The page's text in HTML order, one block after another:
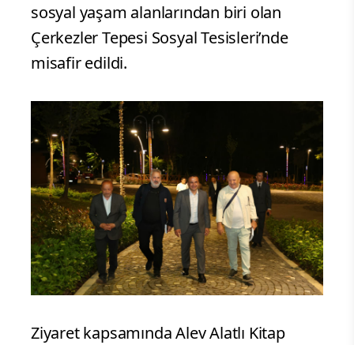
sosyal yaşam alanlarından biri olan
Çerkezler Tepesi Sosyal Tesisleri’nde
misafir edildi.
Ziyaret kapsamında Alev Alatlı Kitap